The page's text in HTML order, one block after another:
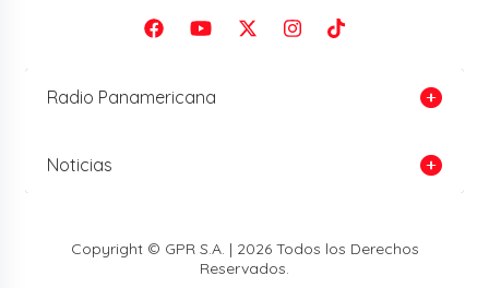
Radio Panamericana
Noticias
Copyright © GPR S.A. | 2026 Todos los Derechos
Reservados.